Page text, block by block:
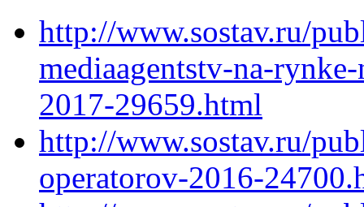
http://www.sostav.ru/
mediaagentstv-na-
2017-29659.html
http://www.sostav.ru/
operatorov-2016-